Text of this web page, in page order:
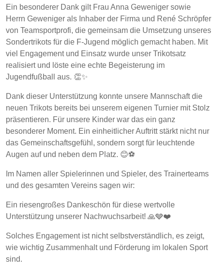
Ein besonderer Dank gilt Frau Anna Geweniger sowie
Herrn Geweniger als Inhaber der Firma und René Schröpfer
von Teamsportprofi, die gemeinsam die Umsetzung unseres
Sondertrikots für die F-Jugend möglich gemacht haben. Mit
viel Engagement und Einsatz wurde unser Trikotsatz
realisiert und löste eine echte Begeisterung im
Jugendfußball aus. 👏✨
Dank dieser Unterstützung konnte unsere Mannschaft die
neuen Trikots bereits bei unserem eigenen Turnier mit Stolz
präsentieren. Für unsere Kinder war das ein ganz
besonderer Moment. Ein einheitlicher Auftritt stärkt nicht nur
das Gemeinschaftsgefühl, sondern sorgt für leuchtende
Augen auf und neben dem Platz. 😊⚽
Im Namen aller Spielerinnen und Spieler, des Trainerteams
und des gesamten Vereins sagen wir:
Ein riesengroßes Dankeschön für diese wertvolle
Unterstützung unserer Nachwuchsarbeit! 🙏🩶❤️
Solches Engagement ist nicht selbstverständlich, es zeigt,
wie wichtig Zusammenhalt und Förderung im lokalen Sport
sind.